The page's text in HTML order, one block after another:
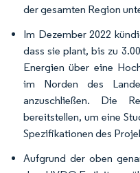
der gesamten Region
Im Dezember 2022
dass sie plant, bis zu
Energien über eine
im Norden des
anzuschließen. Die
bereitstellen, um eine
Spezifikationen des
Aufgrund der oben